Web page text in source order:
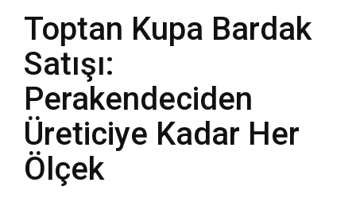
Toptan Kupa Bardak
Satışı:
Perakendeciden
Üreticiye Kadar Her
Ölçek